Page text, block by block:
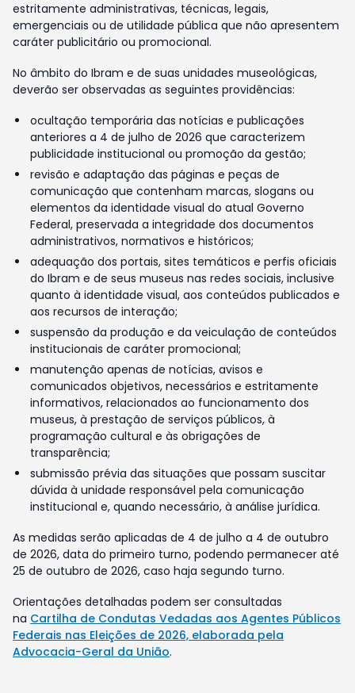
estritamente administrativas, técnicas, legais,
emergenciais ou de utilidade pública que não apresentem
caráter publicitário ou promocional.
No âmbito do Ibram e de suas unidades museológicas,
deverão ser observadas as seguintes providências:
ocultação temporária das notícias e publicações
anteriores a 4 de julho de 2026 que caracterizem
publicidade institucional ou promoção da gestão;
revisão e adaptação das páginas e peças de
comunicação que contenham marcas, slogans ou
elementos da identidade visual do atual Governo
Federal, preservada a integridade dos documentos
administrativos, normativos e históricos;
adequação dos portais, sites temáticos e perfis oficiais
do Ibram e de seus museus nas redes sociais, inclusive
quanto à identidade visual, aos conteúdos publicados e
aos recursos de interação;
suspensão da produção e da veiculação de conteúdos
institucionais de caráter promocional;
manutenção apenas de notícias, avisos e
comunicados objetivos, necessários e estritamente
informativos, relacionados ao funcionamento dos
museus, à prestação de serviços públicos, à
programação cultural e às obrigações de
transparência;
submissão prévia das situações que possam suscitar
dúvida à unidade responsável pela comunicação
institucional e, quando necessário, à análise jurídica.
As medidas serão aplicadas de 4 de julho a 4 de outubro
de 2026, data do primeiro turno, podendo permanecer até
25 de outubro de 2026, caso haja segundo turno.
Orientações detalhadas podem ser consultadas
na Cartilha de Condutas Vedadas aos Agentes Públicos
Federais nas Eleições de 2026, elaborada pela
Advocacia-Geral da União.